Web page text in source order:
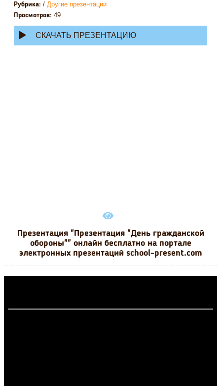
Рубрика: / Другие презентации
Просмотров: 49
СКАЧАТЬ ПРЕЗЕНТАЦИЮ
Презентация "Презентация "День гражданской
обороны"" онлайн бесплатно на портале
электронных презентаций school-present.com